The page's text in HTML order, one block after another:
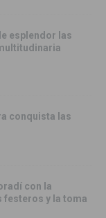
esplendor las
conquista las
con la
festeros y la toma